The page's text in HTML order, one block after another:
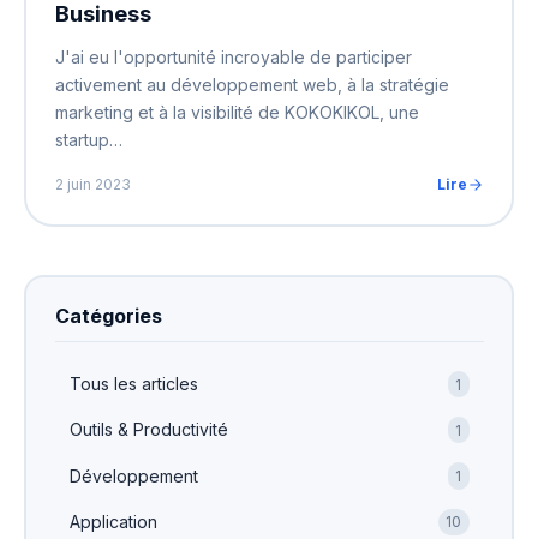
Business
J'ai eu l'opportunité incroyable de participer
activement au développement web, à la stratégie
marketing et à la visibilité de KOKOKIKOL, une
startup…
2 juin 2023 Lire
Catégories
Tous les articles 1
Outils & Productivité 1
Développement 1
Application 10